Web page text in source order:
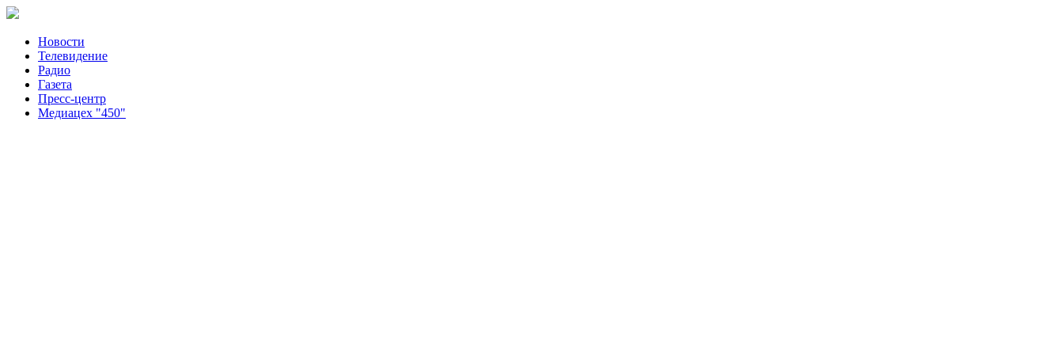
Новости
Телевидение
Радио
Газета
Пресс-центр
Медиацех "450"